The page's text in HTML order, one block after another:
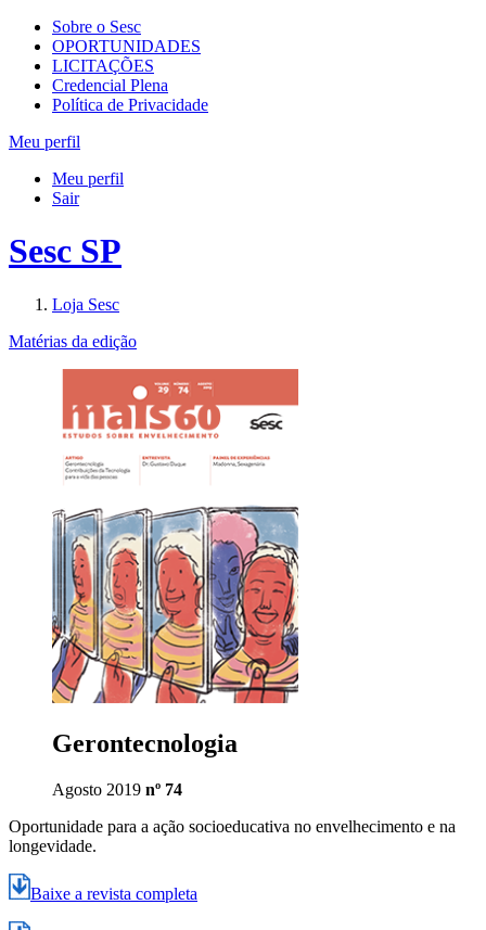
Sobre o Sesc
OPORTUNIDADES
LICITAÇÕES
Credencial Plena
Política de Privacidade
Meu perfil
Meu perfil
Sair
Sesc SP
Loja Sesc
Matérias da edição
Gerontecnologia
Agosto 2019 nº 74
Oportunidade para a ação socioeducativa no envelhecimento e na
longevidade.
Baixe a revista completa